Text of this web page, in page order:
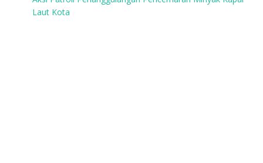
Laut Kota